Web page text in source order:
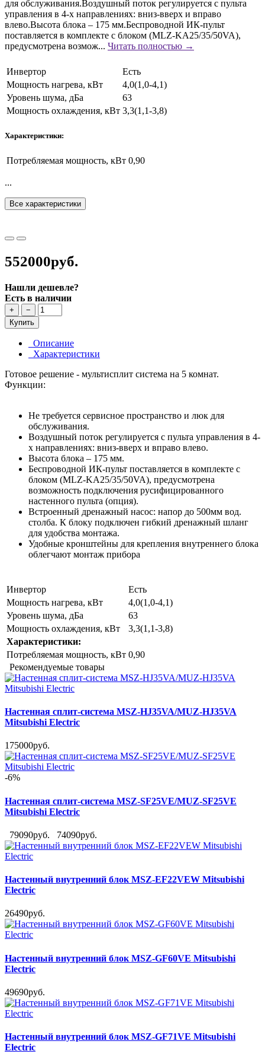
для обслуживания.Воздушный поток регулируется с пульта
управления в 4-х направлениях: вниз-вверх и вправо
влево.Высота блока – 175 мм.Беспроводной ИК-пульт
поставляется в комплекте с блоком (MLZ-KA25/35/50VA),
предусмотрена возмож... Читать полностью →
Инвертор
Есть
Мощность нагрева, кВт
4,0(1,0-4,1)
Уровень шума, дБа
63
Мощность охлаждения, кВт 3,3(1,1-3,8)
Характеристики:
Потребляемая мощность, кВт 0,90
...
Все характеристики
552000руб.
Нашли дешевле?
Есть в наличии
+
−
Купить
Описание
Характеристики
Готовое решение - мультисплит система на 5 комнат.
Функции:
Не требуется сервисное пространство и люк для
обслуживания.
Воздушный поток регулируется с пульта управления в 4-
х направлениях: вниз-вверх и вправо влево.
Высота блока – 175 мм.
Беспроводной ИК-пульт поставляется в комплекте с
блоком (MLZ-KA25/35/50VA), предусмотрена
возможность подключения русифицированного
настенного пульта (опция).
Встроенный дренажный насос: напор до 500мм вод.
столба. К блоку подключен гибкий дренажный шланг
для удобства монтажа.
Удобные кронштейны для крепления внутреннего блока
облегчают монтаж прибора
Инвертор
Есть
Мощность нагрева, кВт
4,0(1,0-4,1)
Уровень шума, дБа
63
Мощность охлаждения, кВт
3,3(1,1-3,8)
Характеристики:
Потребляемая мощность, кВт 0,90
Рекомендуемые товары
Настенная сплит-система MSZ-HJ35VA/MUZ-HJ35VA
Mitsubishi Electric
175000руб.
-6%
Настенная сплит-система MSZ-SF25VE/MUZ-SF25VE
Mitsubishi Electric
79090руб. 74090руб.
Настенный внутренний блок MSZ-EF22VEW Mitsubishi
Electric
26490руб.
Настенный внутренний блок MSZ-GF60VE Mitsubishi
Electric
49690руб.
Настенный внутренний блок MSZ-GF71VE Mitsubishi
Electric